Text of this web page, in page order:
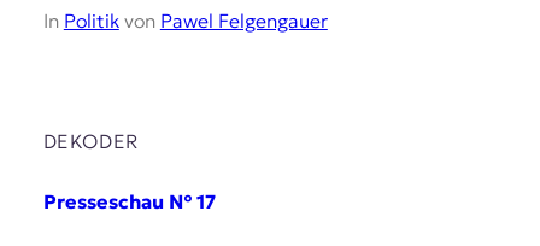
In Politikvon Pawel Felgengauer
DEKODER
Presseschau № 17